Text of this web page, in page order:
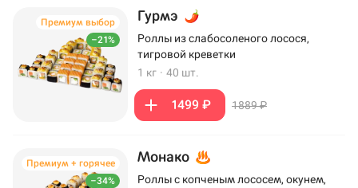
–21%
Премиум выбор Гурмэ
Роллы из слабосоленого лосося,
тигровой креветки
1 кг · 40 шт.
1499 ₽ 1889 ₽
–34%
Премиум + горячее Монако
Роллы с копченым лососем, окунем,